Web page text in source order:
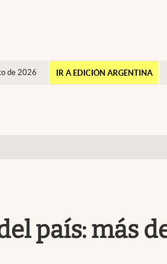
de 2026 IR A EDICIÓN ARGENTINA
país: más